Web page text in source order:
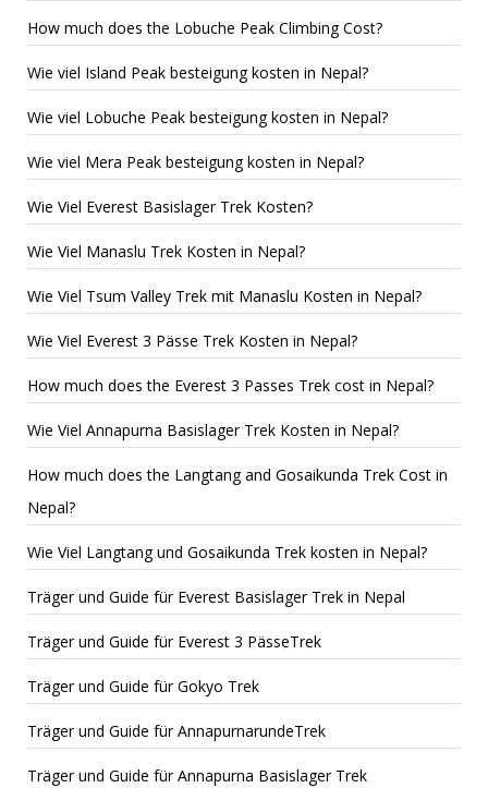
How much does the Lobuche Peak Climbing Cost?
Wie viel Island Peak besteigung kosten in Nepal?
Wie viel Lobuche Peak besteigung kosten in Nepal?
Wie viel Mera Peak besteigung kosten in Nepal?
Wie Viel Everest Basislager Trek Kosten?
Wie Viel Manaslu Trek Kosten in Nepal?
Wie Viel Tsum Valley Trek mit Manaslu Kosten in Nepal?
Wie Viel Everest 3 Pässe Trek Kosten in Nepal?
How much does the Everest 3 Passes Trek cost in Nepal?
Wie Viel Annapurna Basislager Trek Kosten in Nepal?
How much does the Langtang and Gosaikunda Trek Cost in
Nepal?
Wie Viel Langtang und Gosaikunda Trek kosten in Nepal?
Träger und Guide für Everest Basislager Trek in Nepal
Träger und Guide für Everest 3 PässeTrek
Träger und Guide für Gokyo Trek
Träger und Guide für AnnapurnarundeTrek
Träger und Guide für Annapurna Basislager Trek